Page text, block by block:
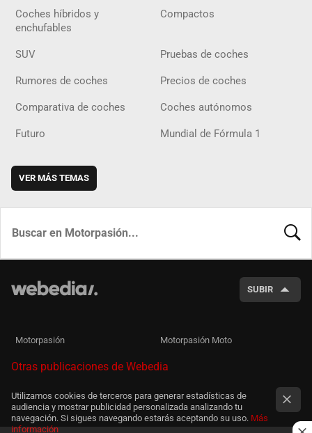
Coches híbridos y
enchufables
Compactos
SUV Pruebas de coches
Rumores de coches Precios de coches
Comparativa de coches Coches autónomos
Futuro Mundial de Fórmula 1
VER MÁS TEMAS
SUBIR
Motorpasión Motorpasión Moto
Otras publicaciones de Webedia
Utilizamos cookies de terceros para generar estadísticas de
audiencia y mostrar publicidad personalizada analizando tu
navegación. Si sigues navegando estarás aceptando su uso. Más
información